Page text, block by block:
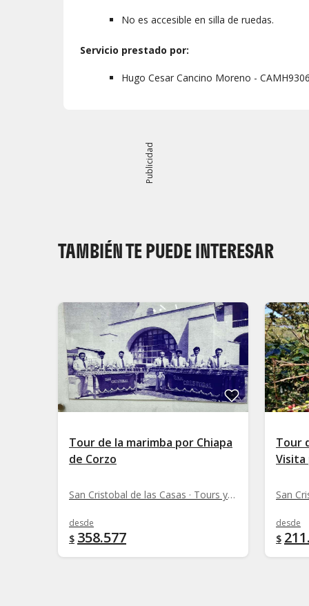
No es accesible en silla de ruedas.
Servicio prestado por:
Hugo Cesar Cancino Moreno -
Publicidad
TAMBIÉN TE PUEDE INTERESAR
Tour de la marimba por Chiapa
de Corzo
San Cristobal de las Casas · Tours y rutas
desde
$ 358.577
Tour
Visita
desde
$